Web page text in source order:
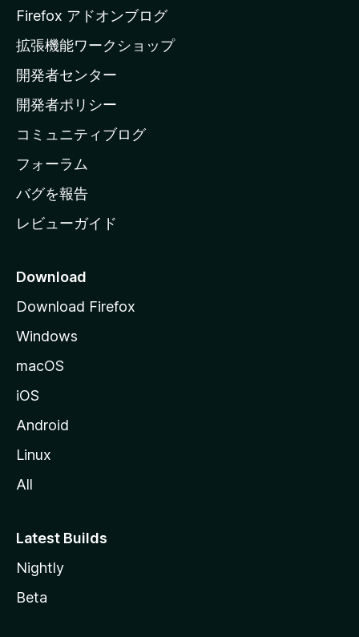
a
ホ
ー
ム
ー
ジ
へ
Firefox アドオンブログ
拡張機能ワークショップ
開発者センター
開発者ポリシー
コミュニティブログ
フォーラム
バグを報告
レビューガイド
Download
Download Firefox
Windows
macOS
iOS
Android
Linux
All
Latest Builds
Nightly
Beta